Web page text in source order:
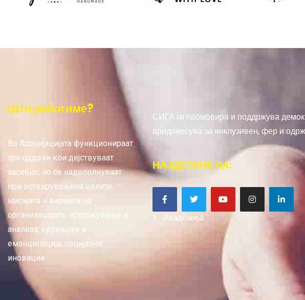
Што работиме?
Во Асоцијацијата функционираат
три оддели кои дејствуваат
засебно, но се надополнуваат
при остварувањена целите,
мисијата и визијата на
организацијата: истражување и
анализа, едукација и
еманципација, социјални
иновации
СИГА ги промовира и поддржува
придонесува за инклузивен, фер и
НАЈДЕТЕНЕ НА:
Академија